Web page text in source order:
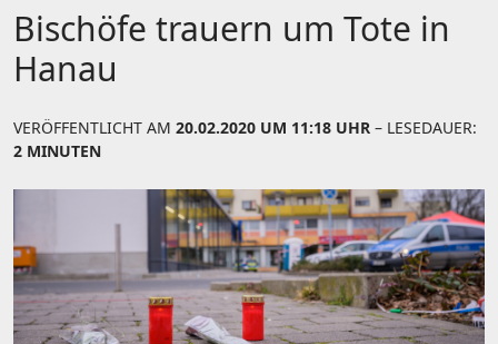
Bischöfe trauern um Tote in
Hanau
VERÖFFENTLICHT AM 20.02.2020 UM 11:18 UHR – LESEDAUER:
2 MINUTEN